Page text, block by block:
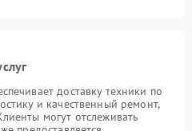
доставку техники по
и качественный ремонт,
могут отслеживать